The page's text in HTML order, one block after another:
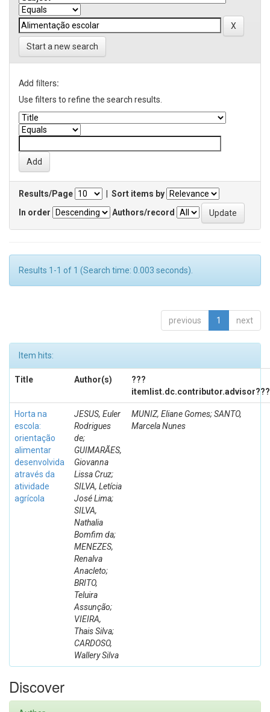
Start a new search
Add filters:
Use filters to refine the search results.
Results/Page
Sort items by
In order
Authors/record
Results 1-1 of 1 (Search time: 0.003 seconds).
previous 1 next
Item hits:
Title Author(s)
???
itemlist.dc.contributor.advisor???
Horta na
escola:
orientação
alimentar
desenvolvida
através da
atividade
agrícola
JESUS, Euler
Rodrigues
de;
GUIMARÃES,
Giovanna
Lissa Cruz;
SILVA, Letícia
José Lima;
SILVA,
Nathalia
Bomfim da;
MENEZES,
Renalva
Anacleto;
BRITO,
Teluira
Assunção;
VIEIRA,
Thais Silva;
CARDOSO,
Wallery Silva
MUNIZ, Eliane Gomes; SANTO,
Marcela Nunes
Discover